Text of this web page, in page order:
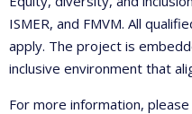
ISMER, and FMVM. All
apply. The project is
inclusive environment that
For more information,